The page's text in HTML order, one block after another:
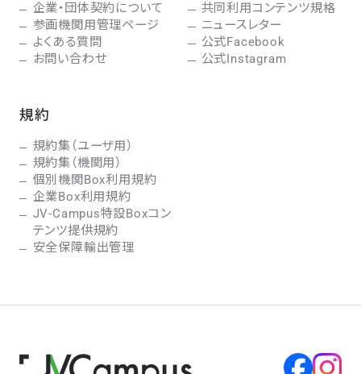
企業・団体契約について
参画機関用管理ページ
よくある質問
お問い合わせ
共同利用コンテンツ規格
ニュースレター
公式Facebook
公式Instagram
規約
規約集（ユーザ用）
規約集（機関用）
個別機関Box利用規約
企業Box利用規約
JV-Campus特設Boxコン
テンツ提供規約
安全保障輸出管理